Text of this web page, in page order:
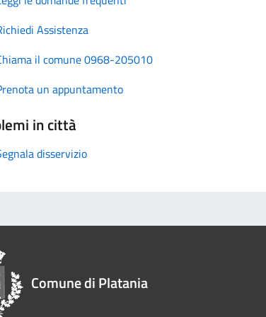
Assistenza
il comune 0968-205010
un appuntamento
in città
disservizio
Comune di Platania